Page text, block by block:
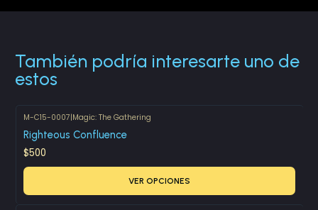
También podría interesarte uno de
estos
M-C15-0007|Magic: The Gathering
Righteous Confluence
$500
VER OPCIONES